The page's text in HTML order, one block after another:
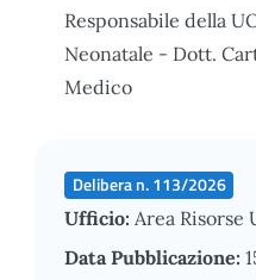
Responsabile della
Neonatale - Dott.
Medico
Delibera n. 113/2026
Ufficio: Area Risorse
Data Pubblicazione: